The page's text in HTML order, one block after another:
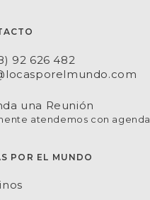
92 626 482
una Reunión
atendemos con agenda
POR EL MUNDO